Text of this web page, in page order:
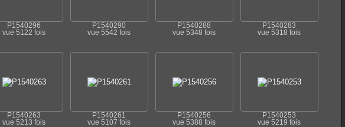
P1540296
vue 5122 fois
P1540290
vue 5542 fois
P1540288
vue 5348 fois
P1540283
vue 5318 fois
P1540263
vue 5213 fois
P1540261
vue 5107 fois
P1540256
vue 5388 fois
P1540253
vue 5219 fois